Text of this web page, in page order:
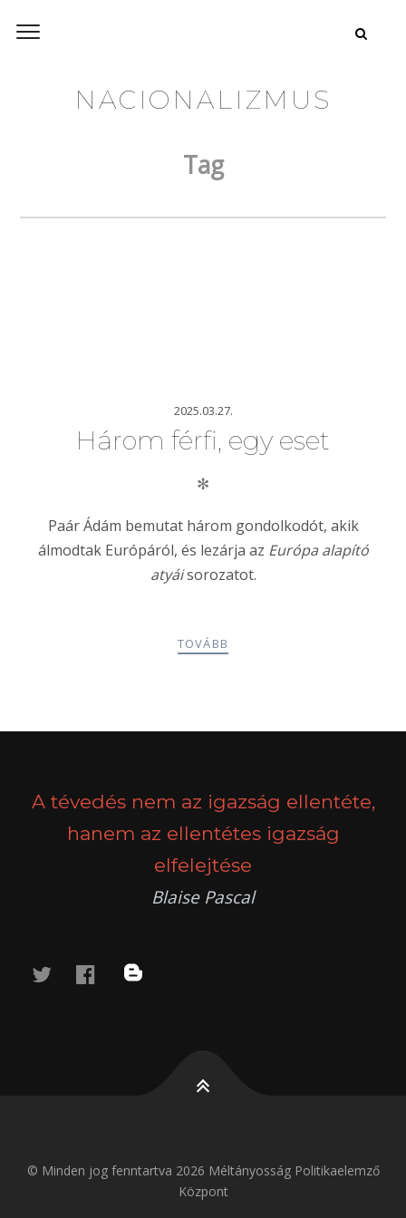
NACIONALIZMUS
Tag
2025.03.27.
Három férfi, egy eset
✻
Paár Ádám bemutat három gondolkodót, akik
álmodtak Európáról, és lezárja az Európa alapító
atyáisorozatot.
TOVÁBB
A tévedés nem az igazság ellentéte,
hanem az ellentétes igazság
elfelejtése
Blaise Pascal
twitterfacebook
blog
© Minden jog fenntartva 2026 Méltányosság Politikaelemző
Központ